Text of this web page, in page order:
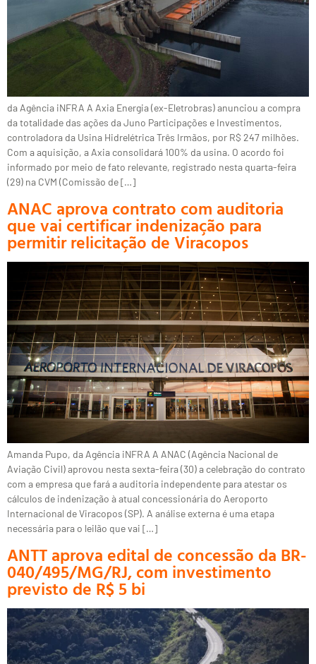
da Agência iNFRA A Axia Energia (ex-Eletrobras) anunciou a compra
da totalidade das ações da Juno Participações e Investimentos,
controladora da Usina Hidrelétrica Três Irmãos, por R$ 247 milhões.
Com a aquisição, a Axia consolidará 100% da usina. O acordo foi
informado por meio de fato relevante, registrado nesta quarta-feira
(29) na CVM (Comissão de […]
ANAC aprova contrato com auditoria
que vai certificar indenização para
permitir relicitação de Viracopos
Amanda Pupo, da Agência iNFRA A ANAC (Agência Nacional de
Aviação Civil) aprovou nesta sexta-feira (30) a celebração do contrato
com a empresa que fará a auditoria independente para atestar os
cálculos de indenização à atual concessionária do Aeroporto
Internacional de Viracopos (SP). A análise externa é uma etapa
necessária para o leilão que vai […]
ANTT aprova edital de concessão da BR-
040/495/MG/RJ, com investimento
previsto de R$ 5 bi